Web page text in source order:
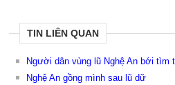
TIN LIÊN QUAN
Người dân vùng lũ Nghệ An bới tìm
Nghệ An gồng mình sau lũ dữ